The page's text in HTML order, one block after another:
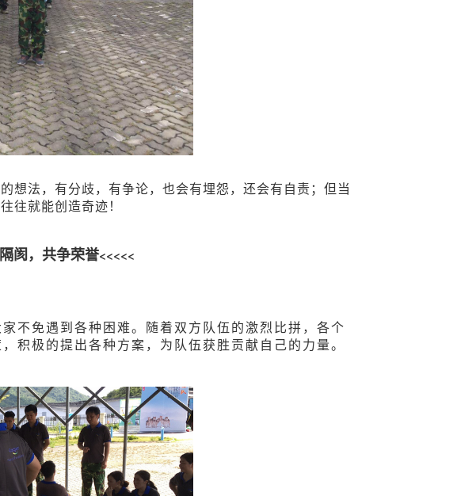
想法，有分歧，有争论，也会有埋怨，还会有自责；但当
往就能创造奇迹！
阂，共争荣誉<<<<<
不免遇到各种困难。随着双方队伍的激烈比拼，各个
积极的提出各种方案，为队伍获胜贡献自己的力量。